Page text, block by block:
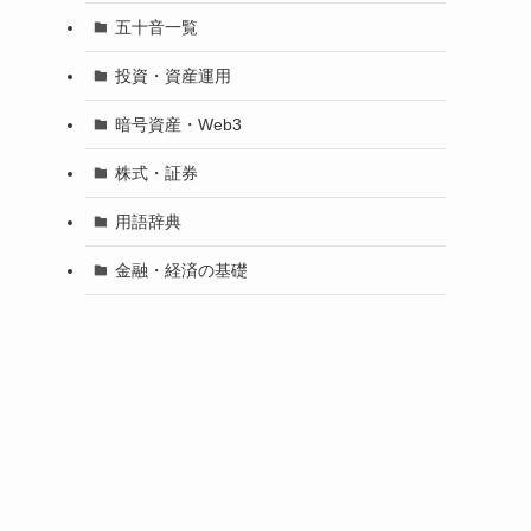
五十音一覧
投資・資産運用
暗号資産・Web3
株式・証券
用語辞典
金融・経済の基礎